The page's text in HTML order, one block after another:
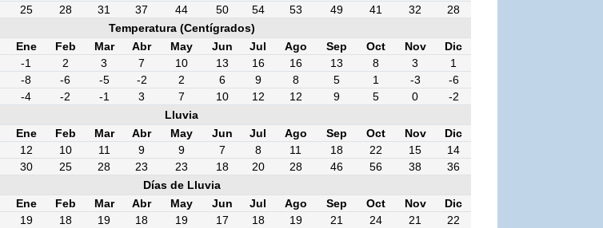
25 28 31 37 44 50 54 53 49 41 32
28
Temperatura (Centígrados)
Ene
Feb Mar Abr May Jun Jul Ago Sep Oct Nov
Dic
-1 2 3 7 10 13 16 16 13 8 3
1
-8 -6 -5 -2 2 6 9 8 5 1 -3
-6
-4 -2 -1 3 7 10 12 12 9 5 0
-2
Lluvia
Ene
Feb Mar Abr May Jun Jul Ago Sep Oct Nov
Dic
12 10 11 9 9 7 8 11 18 22 15
14
30 25 28 23 23 18 20 28 46 56 38
36
Días de Lluvia
Ene
Feb Mar Abr May Jun Jul Ago Sep Oct Nov
Dic
19 18 19 18 19 17 18 19 21 24 21 22